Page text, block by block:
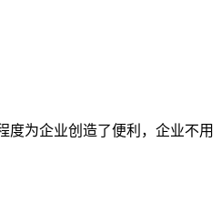
度为企业创造了便利，企业不用